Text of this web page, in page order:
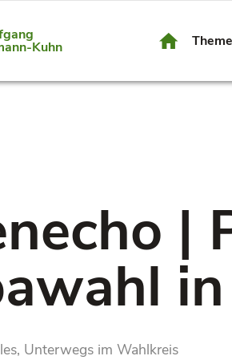
Kuhn
|
, Unterwegs im Wahlkreis